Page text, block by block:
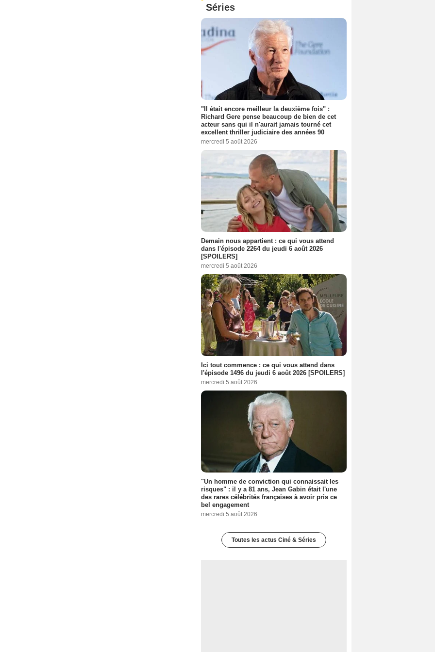
Séries
"Il était encore meilleur la deuxième fois" :
Richard Gere pense beaucoup de bien de cet
acteur sans qui il n'aurait jamais tourné cet
excellent thriller judiciaire des années 90
mercredi 5 août 2026
Demain nous appartient : ce qui vous attend
dans l'épisode 2264 du jeudi 6 août 2026
[SPOILERS]
mercredi 5 août 2026
Ici tout commence : ce qui vous attend dans
l'épisode 1496 du jeudi 6 août 2026 [SPOILERS]
mercredi 5 août 2026
"Un homme de conviction qui connaissait les
risques" : il y a 81 ans, Jean Gabin était l'une
des rares célébrités françaises à avoir pris ce
bel engagement
mercredi 5 août 2026
Toutes les actus Ciné & Séries